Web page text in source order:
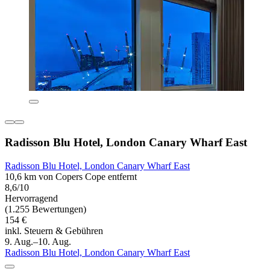
Radisson Blu Hotel, London Canary Wharf East
Radisson Blu Hotel, London Canary Wharf East
10,6 km von Copers Cope entfernt
8,6/10
Hervorragend
(1.255 Bewertungen)
154 €
inkl. Steuern & Gebühren
9. Aug.–10. Aug.
Radisson Blu Hotel, London Canary Wharf East